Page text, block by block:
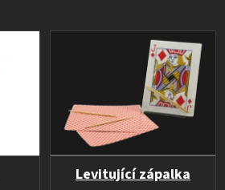
Levitující zápalka